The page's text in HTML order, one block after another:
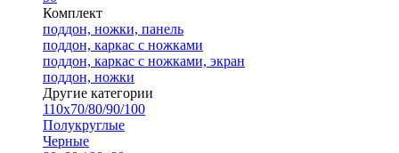
Комплект
поддон, ножки, панель
поддон, каркас с ножками
поддон, каркас с ножками, экран
поддон, ножки
Другие категории
110х70/80/90/100
Полукруглые
Черные